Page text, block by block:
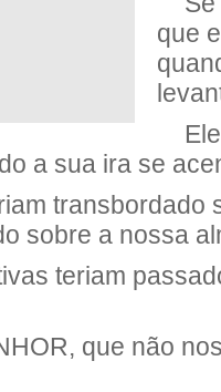
que
a sua ira se
transbordado
sobre a nossa
teriam
que não